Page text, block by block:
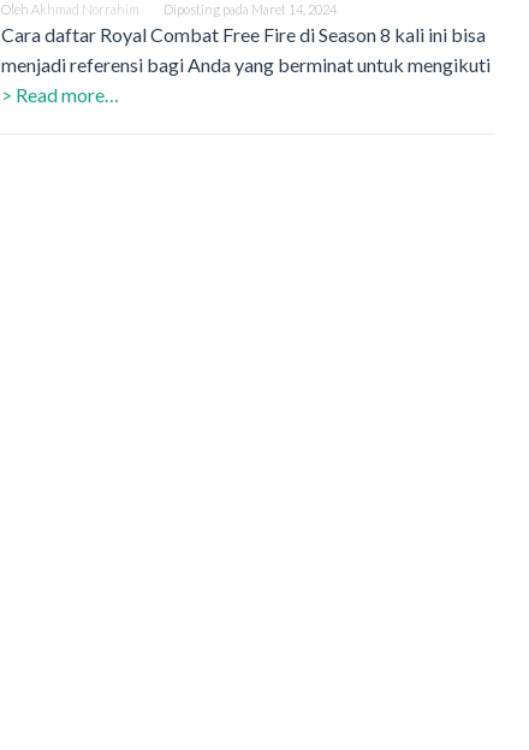
Oleh Akhmad Norrahim Diposting pada Maret 14, 2024
Cara daftar Royal Combat Free Fire di Season 8 kali ini bisa
menjadi referensi bagi Anda yang berminat untuk mengikuti
> Read more…